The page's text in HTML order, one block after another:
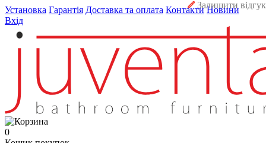
Установка Гарантія Доставка та оплата Контакти Новини
Вхід
0
Залишити відгук